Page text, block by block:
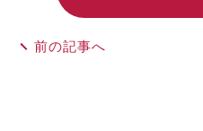
前の記事へ